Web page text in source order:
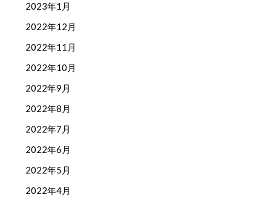
2023年1月
2022年12月
2022年11月
2022年10月
2022年9月
2022年8月
2022年7月
2022年6月
2022年5月
2022年4月